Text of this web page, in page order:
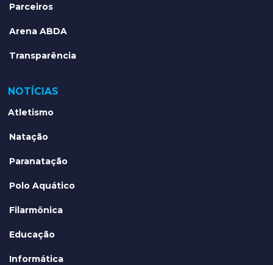
Parceiros
Arena ABDA
Transparência
NOTÍCIAS
Atletismo
Natação
Paranatação
Polo Aquático
Filarmônica
Educação
Informática